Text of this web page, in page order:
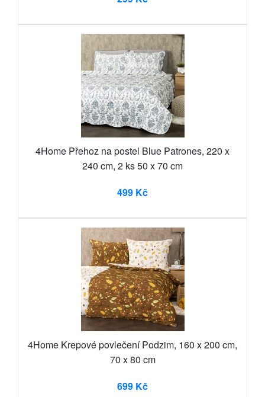
4Home Přehoz na postel Blue Patrones, 220 x
240 cm, 2 ks 50 x 70 cm
499 Kč
4Home Krepové povlečení Podzim, 160 x 200 cm,
70 x 80 cm
699 Kč